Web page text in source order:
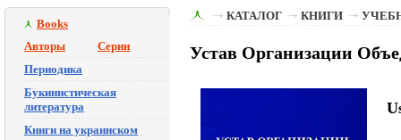
Books
Авторы
Серии
Периодика
Букинистическая
литература
Книги на украинском
КАТАЛОГ КНИГИ
Устав Организации